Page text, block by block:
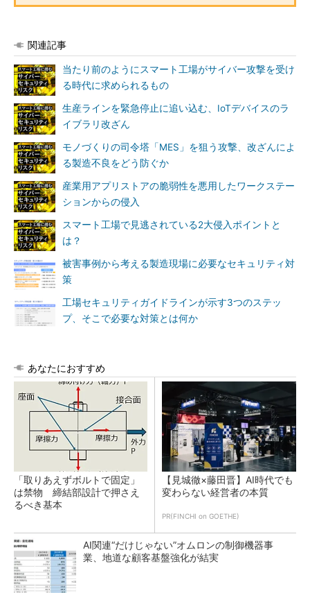
関連記事
当たり前のようにスマート工場がサイバー攻撃を受け
る時代に求められるもの
生産ラインを緊急停止に追い込む、IoTデバイスのラ
イブラリ改ざん
モノづくりの司令塔「MES」を狙う攻撃、改ざんによ
る製造不良をどう防ぐか
産業用アプリストアの脆弱性を悪用したワークステー
ションからの侵入
スマート工場で見逃されている2大侵入ポイントと
は？
被害事例から考える製造現場に必要なセキュリティ対
策
工場セキュリティガイドラインが示す3つのステッ
プ、そこで必要な対策とは何か
あなたにおすすめ
「取りあえずボルトで固定」
は禁物 締結部設計で押さえ
るべき基本
【見城徹×藤田晋】AI時代でも
変わらない経営者の本質
PR(FINCHI on GOETHE)
AI関連“だけじゃない”オムロンの制御機器事
業、地道な顧客基盤強化が結実